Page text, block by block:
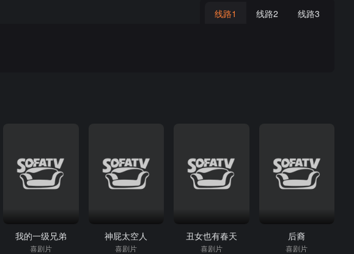
线路1 线路2 线路3
我的一级兄弟
喜剧片
神屁太空人
喜剧片
丑女也有春天
喜剧片
后裔
喜剧片